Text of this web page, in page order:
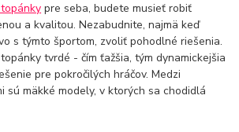
pre seba, budete musieť robiť
a kvalitou. Nezabudnite, najmä keď
s týmto športom, zvoliť pohodlné riešenia.
tvrdé - čím ťažšia, tým dynamickejšia
pre pokročilých hráčov. Medzi
sú mäkké modely, v ktorých sa chodidlá